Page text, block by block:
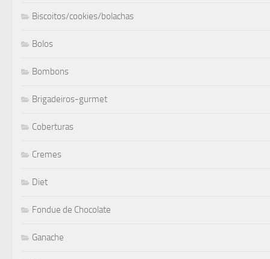
Biscoitos/cookies/bolachas
Bolos
Bombons
Brigadeiros-gurmet
Coberturas
Cremes
Diet
Fondue de Chocolate
Ganache